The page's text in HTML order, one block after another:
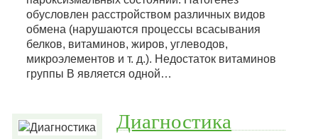
обусловлен расстройством различных видов
обмена (нарушаются процессы всасывания
белков, витаминов, жиров, углеводов,
микроэлементов и т. д.). Недостаток витаминов
группы В является одной…
Диагностика